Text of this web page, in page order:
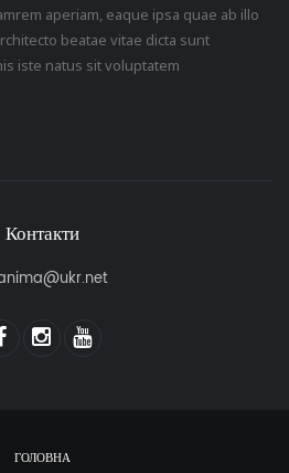
aperiam, eaque ipsa quae ab illo
beatae vitae dicta sunt
iste natus sit voluptatem
Контакти
ГОЛОВНА